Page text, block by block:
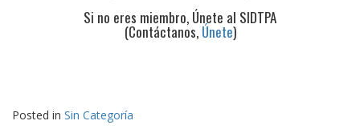
Si no eres miembro, Únete al SIDTPA
(Contáctanos, Únete)
Posted in Sin Categoría